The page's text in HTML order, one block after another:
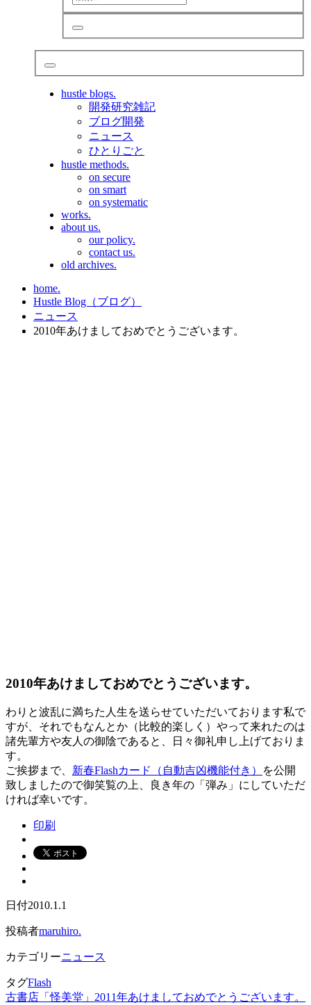
hustle blogs.
開発研究雑記
ブログ開発
ニュース
ひとりごと
hustle methods.
on secure
on smart
on systematic
works.
about us.
our policy.
contact us.
old archives.
home.
Hustle Blog（ブログ）
ニュース
2010年あけましておめでとうございます。
2010年あけましておめでとうございます。
わりと波乱に満ちた人生を送らせていただいております私で
すが、それでもなんとか（比較的楽しく）やって来れたのは
諸先輩方や友人の御陰であると、日々御礼申し上げておりま
す。
ご挨拶まで、 新春Flashカード（自動吉凶機能付き）
を公開
致しましたので御笑覧の上、良き年の「弾み」にしていただ
ければ幸いです。
印刷
日付2010.1.1
投稿者maruhiro.
カテゴリーニュース
タグFlash
古書店「怪美堂」 2011年あけましておめでとうございます。